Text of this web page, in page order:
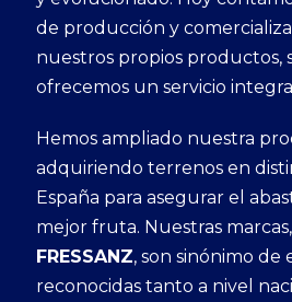
de producción y
nuestros propios productos,
ofrecemos un servicio
Hemos ampliado nuestra
adquiriendo terrenos en
España para asegurar el
mejor fruta. Nuestras
FRESSANZ, son sinónimo de
reconocidas tanto a nivel